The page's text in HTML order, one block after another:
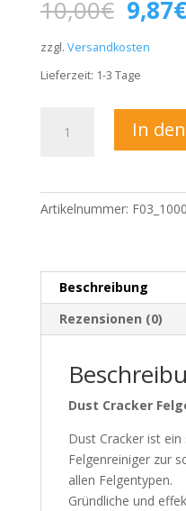
10,00€
Preis
war:
10,00€
9,87€
zzgl. Versandkosten
Lieferzeit: 1-3 Tage
schonend
Dust
In
Artikelnummer: F03_1000
Beschreibung
Rezensionen (0)
Dust Cracker
Dust Cracker ist
Felgenreiniger zur
allen Felgentypen.
Gründliche und